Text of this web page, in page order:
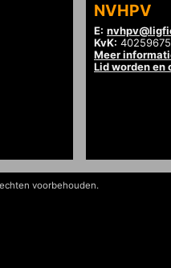
NVHPV
E:
KvK: 40259675
Meer
Lid worden en
voorbehouden.